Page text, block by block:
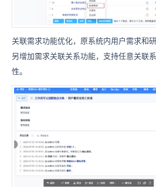
关联需求功能优化，原系统内用户需求和
另增加需求关联关系功能，支持任意关联
性。